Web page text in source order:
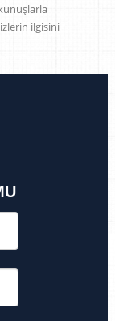
ilgisini